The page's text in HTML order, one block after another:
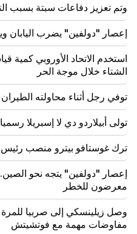
باشينيان: اتفاقية حقوق
في خريطة الاستثمار العالمية
17:34
تستعد بريطانيا العظمى
الحرارة إلى 36 درجة مئوية
17:00 مهم
سوف يبتعد الغرب عن
16:22
انفجرت الطائرة بدون طيار
أنابيب الغاز الذي يربط تركيا
وتم تعزيز دفاعات سبتة بسبب
إعصار "دولفين" يضرب اليابان
استخدم الاتحاد الأوروبي كمية
الشتاء خلال موجة الحر
توفي رجل أثناء محاولته
تولى أبيلاردو دي لا إسبريلا
ترك غوستافو بيترو منصب رئيس
معرضون للخطر
وصل زيلينسكي إلى صربيا للمرة
مفاوضات مهمة مع فوتشيتش